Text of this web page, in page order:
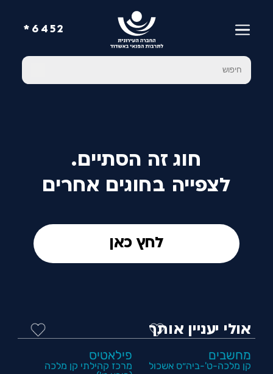
6452*
חוג זה הסתיים.
לצפייה בחוגים אחרים
לחץ כאן
אולי יעניין אותך
מחשבים
קן מלכה-ט'-ביה״ס אשכול
פילאטיס
מרכז קהילתי קן מלכה